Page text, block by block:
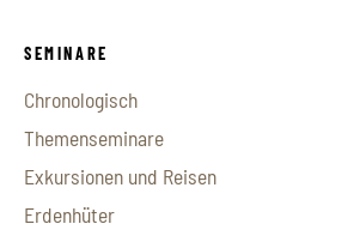
SEMINARE
Chronologisch
Themenseminare
Exkursionen und Reisen
Erdenhüter